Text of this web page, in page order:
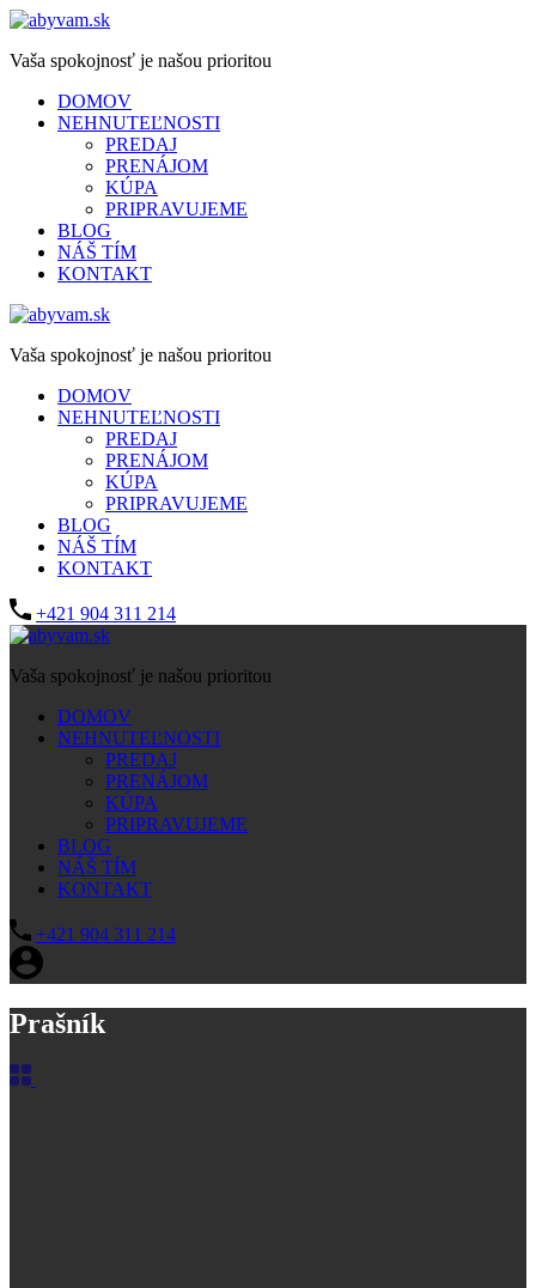
Vaša spokojnosť je našou prioritou
DOMOV
NEHNUTEĽNOSTI
PREDAJ
PRENÁJOM
KÚPA
PRIPRAVUJEME
BLOG
NÁŠ TÍM
KONTAKT
Vaša spokojnosť je našou prioritou
DOMOV
NEHNUTEĽNOSTI
PREDAJ
PRENÁJOM
KÚPA
PRIPRAVUJEME
BLOG
NÁŠ TÍM
KONTAKT
+421 904 311 214
Vaša spokojnosť je našou prioritou
DOMOV
NEHNUTEĽNOSTI
PREDAJ
PRENÁJOM
KÚPA
PRIPRAVUJEME
BLOG
NÁŠ TÍM
KONTAKT
+421 904 311 214
Prašník